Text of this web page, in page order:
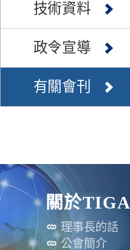
技術資料
政令宣導
有關會刊
關於TIGA
理事長的話
公會簡介